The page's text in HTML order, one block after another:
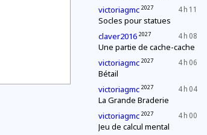
4 h 11
victoriagmc 2027
Socles pour statues
4 h 08
claver2016 2027
Une partie de cache-cache
4 h 06
victoriagmc 2027
Bétail
4 h 04
victoriagmc 2027
La Grande Braderie
4 h 00
victoriagmc 2027
Jeu de calcul mental